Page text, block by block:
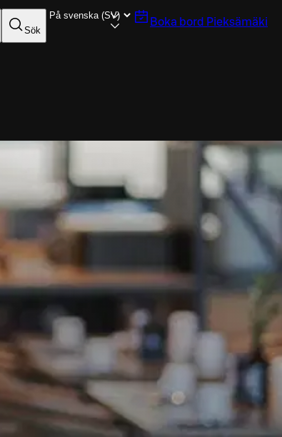
Sök
Boka bord Pieksämäki